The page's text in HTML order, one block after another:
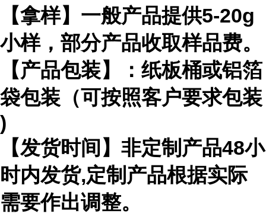
【拿样】一般产品提供5-20g
小样，部分产品收取样品费。
【产品包装】：纸板桶或铝箔
袋包装（可按照客户要求包装
)
【发货时间】非定制产品48小
时内发货,定制产品根据实际
需要作出调整。